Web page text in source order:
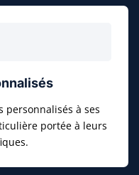
personnalisés à ses
portée à leurs